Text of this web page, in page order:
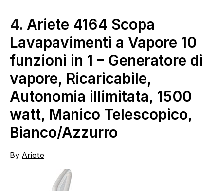
4. Ariete 4164 Scopa
Lavapavimenti a Vapore 10
funzioni in 1 – Generatore di
vapore, Ricaricabile,
Autonomia illimitata, 1500
watt, Manico Telescopico,
Bianco/Azzurro
By Ariete